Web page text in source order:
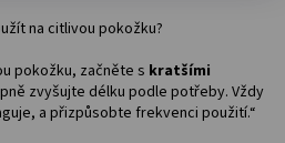
na citlivou pokožku?
pokožku, začněte s kratšími
zvyšujte délku podle potřeby. Vždy
a přizpůsobte frekvenci použití.“